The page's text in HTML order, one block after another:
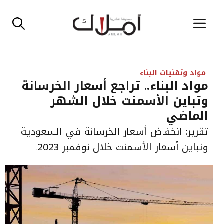
إلى القائمة
مواد وتقنيات البناء
مواد البناء.. تراجع أسعار الخرسانة
وتباين الأسمنت خلال الشهر
الماضي
تقرير: انخفاض أسعار الخرسانة في السعودية
وتباين أسعار الأسمنت خلال نوفمبر 2023.